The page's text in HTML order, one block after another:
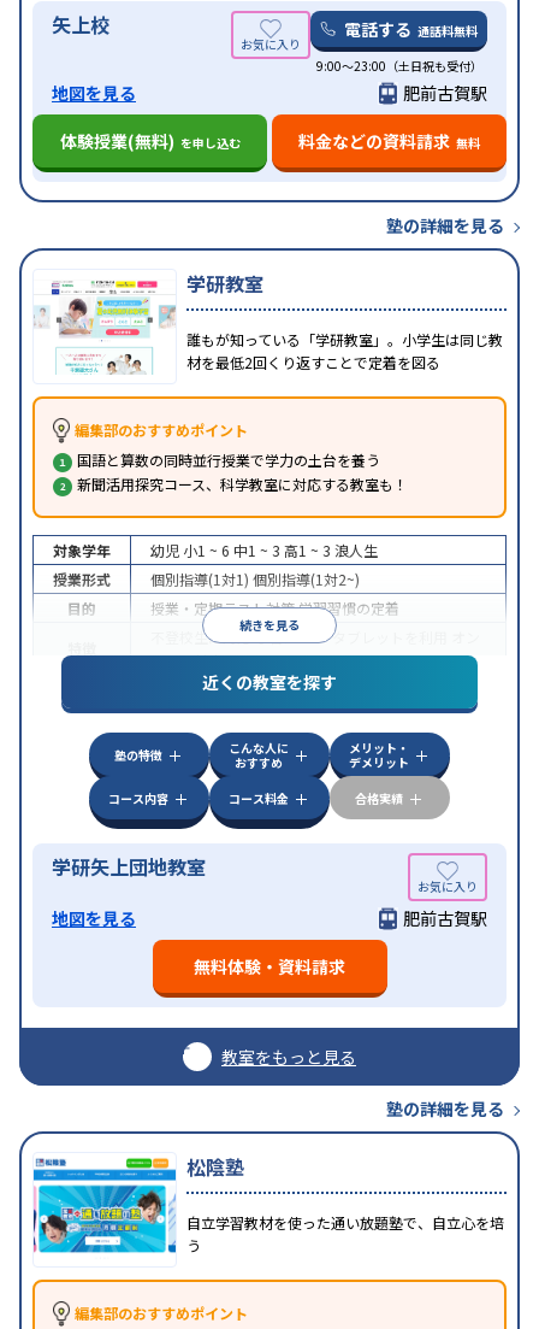
矢上校 電話する 通話料無料
9:00～23:00（土日祝も受付）
地図を見る
肥前古賀駅
体験授業(無料) を申し込む 料金などの資料請求 無料
塾の詳細を見る
学研教室
誰もが知っている「学研教室」。小学生は同じ教
材を最低2回くり返すことで定着を図る
編集部のおすすめポイント
国語と算数の同時並行授業で学力の土台を養う
新聞活用探究コース、科学教室に対応する教室も！
続きを見る
対象学年 幼児 小1 ~ 6 中1 ~ 3 高1 ~ 3 浪人生
授業形式
個別指導(1対1) 個別指導(1対2~)
目的
授業・定期テスト対策学習習慣の定着
不登校生に対応学習にPC・タブレットを利用
ライン対応
近くの教室を探す
塾の特徴
こんな人に
おすすめ
メリット・
デメリット
コース内容
コース料金 合格実績
学研矢上団地教室
地図を見る
肥前古賀駅
無料体験・資料請求
教室をもっと見る
塾の詳細を見る
松陰塾
自立学習教材を使った通い放題塾で、自立心を培
う
編集部のおすすめポイント